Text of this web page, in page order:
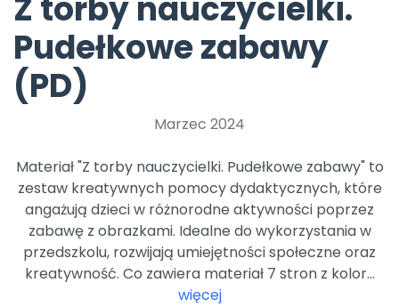
Archiwalne numery
Pomoc
Promocje
Z torby nauczycielki.
Pudełkowe zabawy
(PD)
Marzec 2024
Materiał "Z torby nauczycielki. Pudełkowe zabawy" to
zestaw kreatywnych pomocy dydaktycznych, które
angażują dzieci w różnorodne aktywności poprzez
zabawę z obrazkami. Idealne do wykorzystania w
przedszkolu, rozwijają umiejętności społeczne oraz
kreatywność. Co zawiera materiał 7 stron z kolor...
więcej